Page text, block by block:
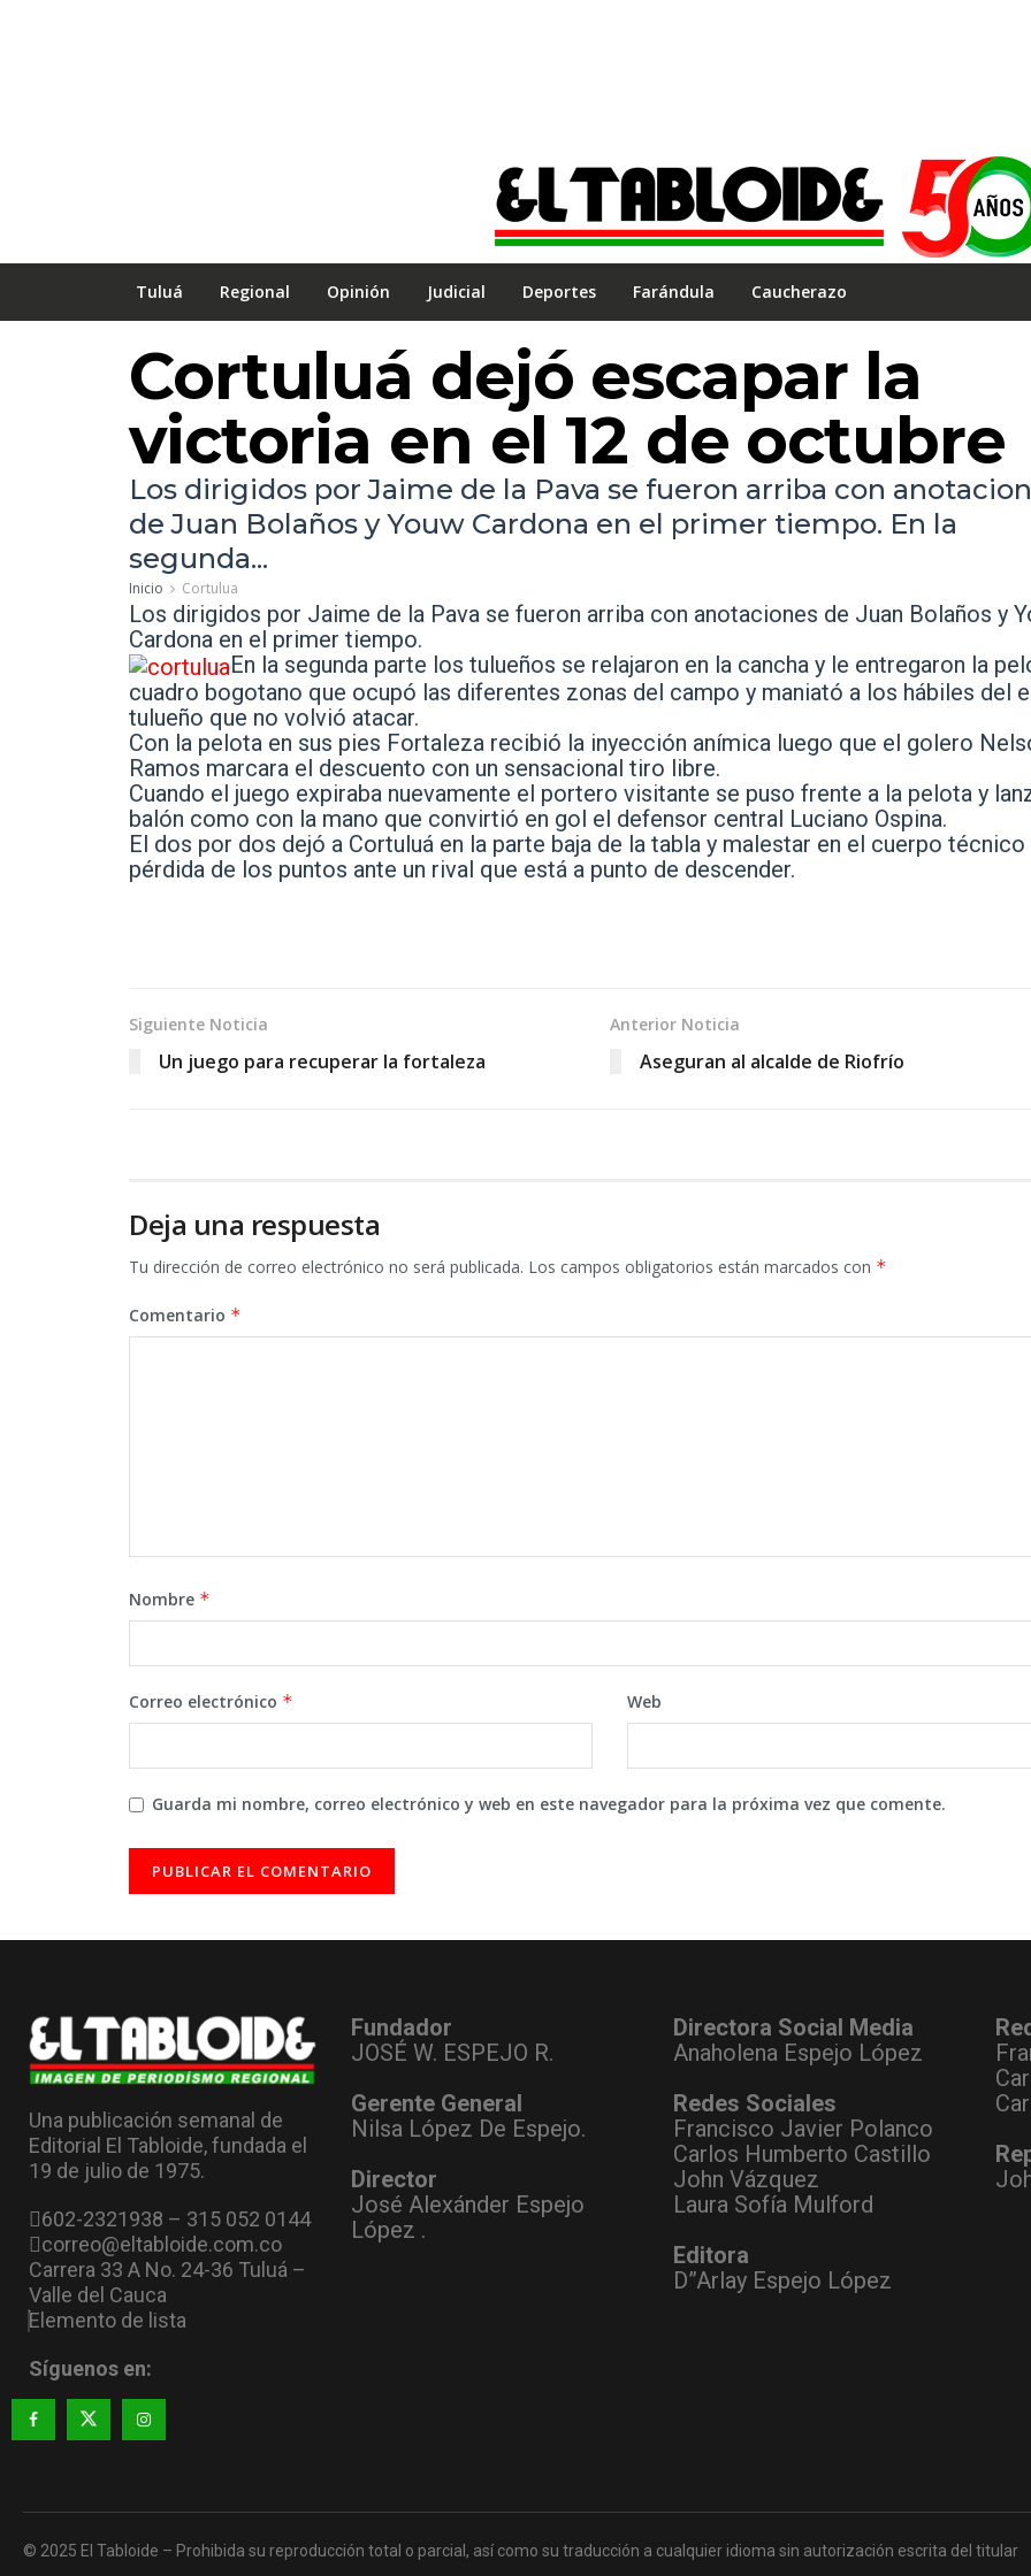
Tuluá Regional Opinión Judicial Deportes Farándula Caucherazo
Cortuluá dejó escapar la
victoria en el 12 de octubre
Los dirigidos por Jaime de la Pava se fueron arriba con
de Juan Bolaños y Youw Cardona en el primer tiempo. En la
segunda...
Inicio Cortulua
Los dirigidos por Jaime de la Pava se fueron arriba con anotaciones de Juan Bolaños y
Cardona en el primer tiempo.
En la segunda parte los tulueños se relajaron en la cancha y le entregaron la
cuadro bogotano que ocupó las diferentes zonas del campo y maniató a los hábiles del
tulueño que no volvió atacar.
Con la pelota en sus pies Fortaleza recibió la inyección anímica luego que el golero
Ramos marcara el descuento con un sensacional tiro libre.
Cuando el juego expiraba nuevamente el portero visitante se puso frente a la pelota y
balón como con la mano que convirtió en gol el defensor central Luciano Ospina.
El dos por dos dejó a Cortuluá en la parte baja de la tabla y malestar en el cuerpo técnico
pérdida de los puntos ante un rival que está a punto de descender.
Siguiente Noticia
Un juego para recuperar la fortaleza
Anterior Noticia
Aseguran al alcalde de Riofrío
Deja una respuesta
Tu dirección de correo electrónico no será publicada. Los campos obligatorios están marcados con *
Comentario *
Nombre *
Correo electrónico * Web
Guarda mi nombre, correo electrónico y web en este navegador para la próxima vez que comente.
Una publicación semanal de
Editorial El Tabloide, fundada el
19 de julio de 1975.
602-2321938 – 315 052 0144
correo@eltabloide.com.co
Carrera 33 A No. 24-36 Tuluá –
Valle del Cauca
Elemento de lista
Síguenos en:
Fundador
JOSÉ W. ESPEJO R.
Gerente General
Nilsa López De Espejo.
Director
José Alexánder Espejo
López .
Directora Social Media
Anaholena Espejo López
Redes Sociales
Francisco Javier Polanco
Carlos Humberto Castillo
John Vázquez
Laura Sofía Mulford
Editora
D”Arlay Espejo López
© 2025 El Tabloide – Prohibida su reproducción total o parcial, así como su traducción a cualquier idioma sin autorización escrita del titular